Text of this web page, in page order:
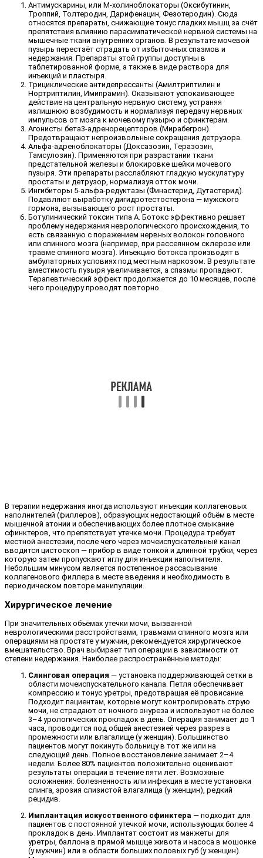
Антимускарины, или М-холиноблокаторы (Оксибутинин,
Троппий, Толтеродин, Дарифенацин, Фезотеродин). Сюда
относятся препараты, снижающие тонус гладких мышц за счёт
препятствия влиянию парасимпатической нервной системы на
мышечные ткани внутренних органов. В результате мочевой
пузырь перестаёт страдать от избыточных спазмов и
недержания. Препараты этой группы доступны в
таблетированной форме, а также в виде раствора для
инъекций и пластыря.
Трициклические антидепрессанты (Амилтриптилин и
Нортриптилин, Имипрамин). Оказывают успокаивающее
действие на центральную нервную систему, устраняя
излишнюю возбудимость и нормализуя передачу нервных
импульсов от мозга к мочевому пузырю и сфинктерам.
Агонисты бета3-адренорецепторов (Мирабегрон).
Предотвращают непроизвольные сокращения детрузора.
Альфа-адреноблокаторы (Доксазозин, Теразозин,
Тамсулозин). Применяются при разрастании ткани
предстательной железы и блокировке шейки мочевого
пузыря. Эти препараты расслабляют гладкую мускулатуру
простаты и детрузор, нормализуя отток мочи.
Ингибиторы 5-альфа-редуктазы (Финастерид, Дутастерид).
Подавляют выработку дигидротестостерона — мужского
гормона, вызывающего рост простаты.
Ботулинический токсин типа A. Ботокс эффективно решает
проблему недержания неврологического происхождения, то
есть связанную с поражением нервных волокон головного
или спинного мозга (например, при рассеянном склерозе или
травме спинного мозга). Инъекцию ботокса производят в
амбулаторных условиях под местным наркозом. В результате
вместимость пузыря увеличивается, а спазмы пропадают.
Терапевтический эффект продолжается до 10 месяцев, после
чего процедуру проводят повторно.
В терапии недержания иногда используют инъекции коллагеновых
наполнителей (филлеров), образующих недостающий объём в месте
мышечной атонии и обеспечивающих более плотное смыкание
сфинктеров, что препятствует утечке мочи. Процедура требует
местной анестезии, после чего через мочеиспускательный канал
вводится цистоскоп — прибор в виде тонкой и длинной трубки, через
которую затем пропускают иглу для инъекции наполнителя.
Небольшим минусом является постепенное рассасывание
коллагенового филлера в месте введения и необходимость в
периодическом повторе манипуляции.
Хирургическое лечение
При значительных объёмах утечки мочи, вызванной
неврологическими расстройствами, травмами спинного мозга или
операциями на простате у мужчин, рекомендуется хирургическое
вмешательство. Врач выбирает тип операции в зависимости от
степени недержания. Наиболее распространённые методы:
Слинговая операция — установка поддерживающей сетки в
области мочеиспускательного канала. Петля обеспечивает
компрессию и тонус уретры, предотвращая её провисание.
Подходит пациентам, которые могут контролировать струю
мочи, не страдают от ночного энуреза и используют не более
3–4 урологических прокладок в день. Операция занимает до 1
часа, проводится под общей анестезией через разрез в
промежности или влагалище (у женщин). Большинство
пациентов могут покинуть больницу в тот же или на
следующий день. Полное восстановление занимает 2–4
недели. Более 80% пациентов положительно оценивают
результаты операции в течение пяти лет. Возможные
осложнения: болезненность или инфекция в месте установки
слинга, эрозия слизистой влагалища (у женщин), редкий
рецидив.
Имплантация искусственного сфинктера — подходит для
пациентов с постоянной утечкой мочи, использующих более 4
прокладок в день. Имплантат состоит из манжеты для
уретры, баллона в прямой мышце живота и насоса в мошонке
(у мужчин) или в области больших половых губ (у женщин).